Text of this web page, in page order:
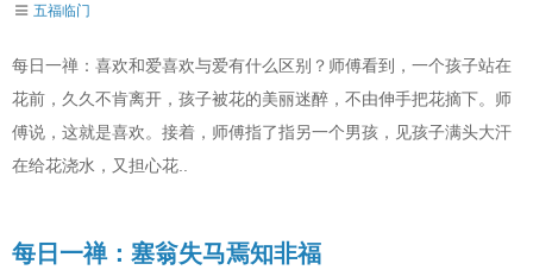
五福临门
每日一禅：喜欢和爱喜欢与爱有什么区别？师傅看到，一个孩子站在
花前，久久不肯离开，孩子被花的美丽迷醉，不由伸手把花摘下。师
傅说，这就是喜欢。接着，师傅指了指另一个男孩，见孩子满头大汗
在给花浇水，又担心花..
每日一禅：塞翁失马焉知非福